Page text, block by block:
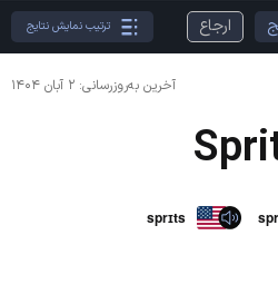
ارجاع ترتیب نمایش نتایج
آخرین به‌روزرسانی: ۲ آبان ۱۴۰۴
sprɪts